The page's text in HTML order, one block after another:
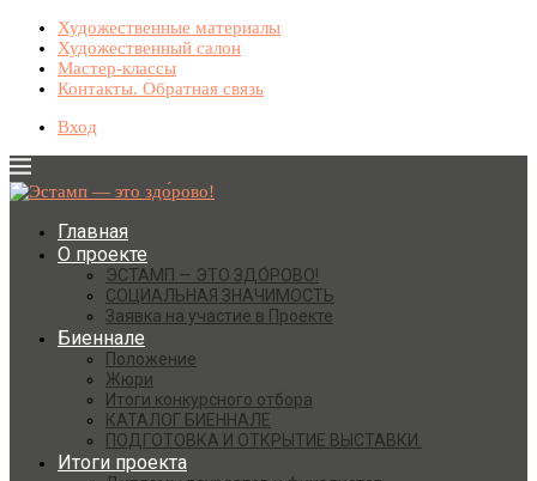
Художественные материалы
Художественный салон
Мастер-классы
Контакты. Обратная связь
Вход
Главная
О проекте
ЭСТАМП — ЭТО ЗДО́РОВО!
СОЦИАЛЬНАЯ ЗНАЧИМОСТЬ
Заявка на участие в Проекте
Биеннале
Положение
Жюри
Итоги конкурсного отбора
КАТАЛОГ БИЕННАЛЕ
ПОДГОТОВКА И ОТКРЫТИЕ ВЫСТАВКИ.
Итоги проекта